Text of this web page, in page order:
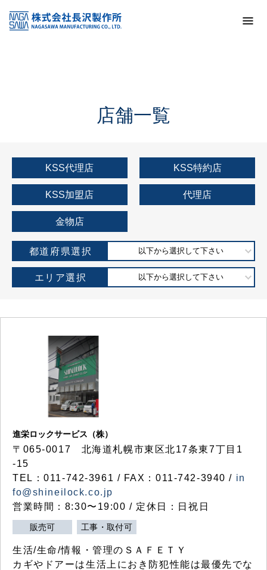
KSS加盟店・取扱店情報
店舗一覧
店舗一覧
KSS代理店 KSS特約店
KSS加盟店 代理店
金物店
都道府県選択 以下から選択して下さい
エリア選択 以下から選択して下さい
進栄ロックサービス（株）
〒065-0017 北海道札幌市東区北17条東7丁目1
-15
TEL：011-742-3961 / FAX：011-742-3940 / in
fo@shineilock.co.jp
営業時間：8:30〜19:00 / 定休日：日祝日
販売可 工事・取付可
生活/生命/情報・管理のＳＡＦＥＴＹ
カギやドアーは生活上におき防犯性能は最優先でな